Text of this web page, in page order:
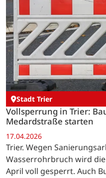
Stadt Trier
Vollsperrung in Trier:
Medardstraße starten
17.04.2026
Trier. Wegen
Wasserrohrbruch wird
April voll gesperrt. Auch